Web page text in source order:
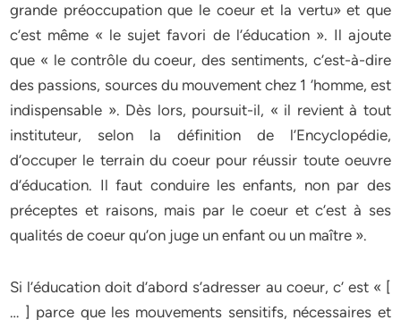
grande préoccupation que le coeur et la vertu» et que
c’est même « le sujet favori de l’éducation ». Il ajoute
que « le contrôle du coeur, des sentiments, c’est-à-dire
des passions, sources du mouvement chez 1 ‘homme, est
indispensable ». Dès lors, poursuit-il, « il revient à tout
instituteur, selon la définition de l’Encyclopédie,
d’occuper le terrain du coeur pour réussir toute oeuvre
d’éducation. Il faut conduire les enfants, non par des
préceptes et raisons, mais par le coeur et c’est à ses
qualités de coeur qu’on juge un enfant ou un maître ».
Si l’éducation doit d’abord s’adresser au coeur, c’ est « [
… ] parce que les mouvements sensitifs, nécessaires et